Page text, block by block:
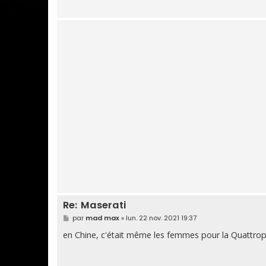
Re: Maserati
M
e
s
s
par mad max» lun. 22 nov. 2021 19:37
en Chine, c'était même les femmes pour la